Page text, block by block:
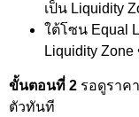
เป็น Liquidity
ใต้โซน Equal
Liquidity Zone
ขั้นตอนที่ 2 รอดูราค
ตัวทันที